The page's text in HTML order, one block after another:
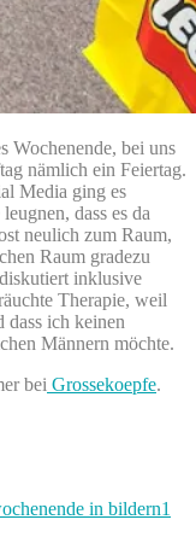
Wochenende, bei uns
nämlich ein Feiertag.
Media ging es
dass es da
neulich zum Raum,
Raum gradezu
inklusive
Therapie, weil
dass ich keinen
Männern möchte.
bei Grossekoepfe.
in bildern1